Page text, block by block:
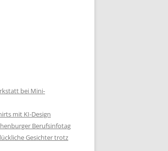
bei Mini-
mit KI-Design
Berufsinfotag
Gesichter trotz